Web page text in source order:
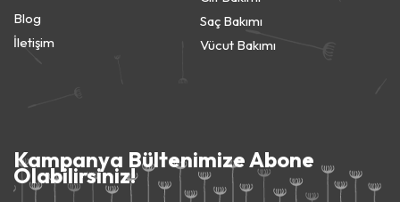
Blog
İletişim
Saç Bakımı
Vücut Bakımı
Kampanya Bültenimize Abone
Olabilirsiniz!